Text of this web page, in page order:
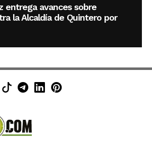
entrega avances sobre
la Alcaldía de Quintero por
en Facebook
en Instagram
en X (Twitter)
Minuto30 en TikTok
Canal de Minuto30 en
Minuto30 en LinkedIn
Minuto30 en